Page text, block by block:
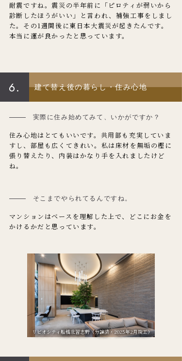
耐震ですね。震災の半年前に「ピロティが弱いから
診断したほうがいい」と言われ、補強工事をしまし
た。その1週間後に東日本大震災が起きたんです。
本当に運が良かったと思っています。
6. 建て替え後の暮らし・住み心地
実際に住み始めてみて、いかがですか？
住み心地はとてもいいです。共用部も充実していま
すし、部屋も広くてきれい。私は床材を無垢の樫に
張り替えたり、内装はかなり手を入れましたけど
ね。
そこまでやられてるんですね。
マンションはベースを理解した上で、どこにお金を
かけるかだと思っています。
リビオシティ船橋北習志野（分譲済・2025年2月竣工）